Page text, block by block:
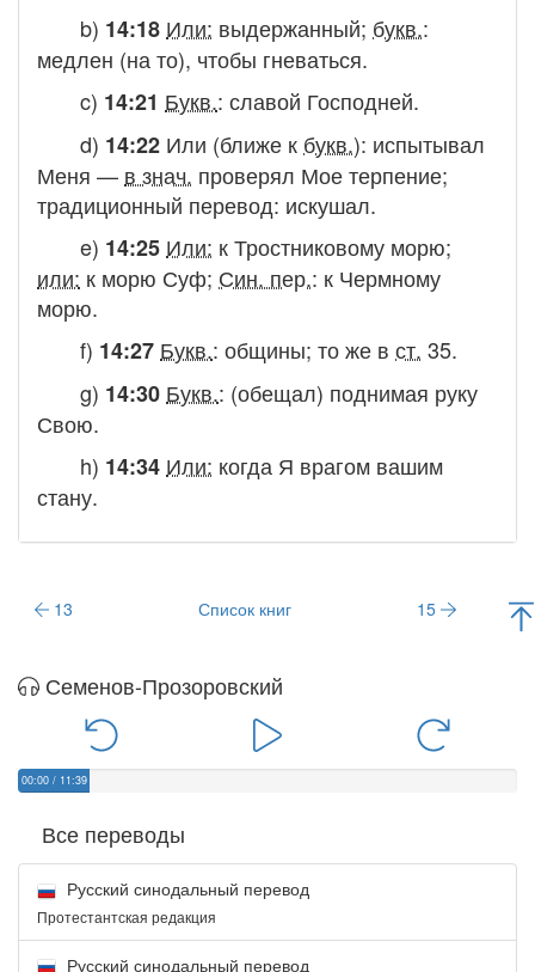
b) 14:18 Или: выдержанный; букв.:
медлен (на то), чтобы гневаться.
c) 14:21 Букв.: славой Господней.
d) 14:22 Или (ближе к букв.): испытывал
Меня — в знач. проверял Мое терпение;
традиционный перевод: искушал.
e) 14:25 Или: к Тростниковому морю;
или: к морю Суф; Син. пер.: к Чермному
морю.
f) 14:27 Букв.: общины; то же в ст. 35.
g) 14:30 Букв.: (обещал) поднимая руку
Свою.
h) 14:34 Или: когда Я врагом вашим
стану.
13 Список книг 15
Семенов-Прозоровский
00:00 / 11:39
Все переводы
Русский синодальный перевод
Протестантская редакция
Русский синодальный перевод